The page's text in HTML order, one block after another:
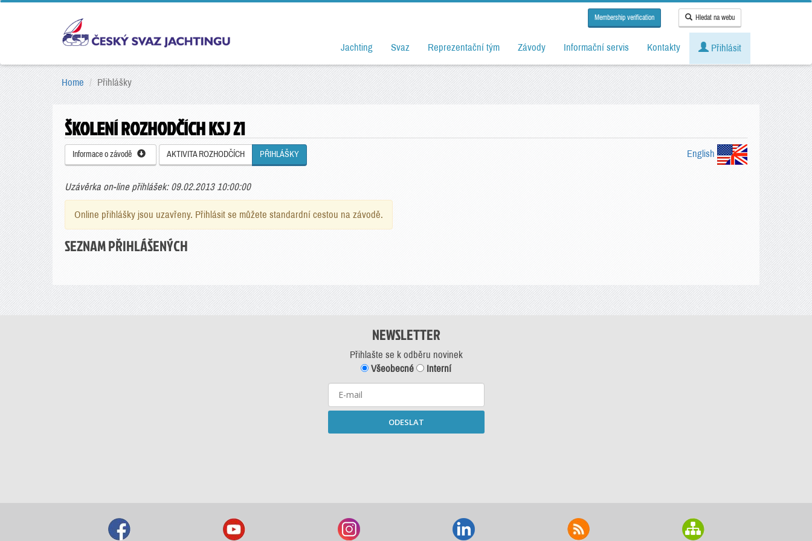
Membership verification Hledat na webu
Jachting Svaz Reprezentační tým Závody Informační servis Kontakty Přihlásit
Home Přihlášky
ŠKOLENÍ ROZHODČÍCH KSJ 21
Informace o závodě AKTIVITA ROZHODČÍCH PŘIHLÁŠKY English
Uzávěrka on-line přihlášek: 09.02.2013 10:00:00
Online přihlášky jsou uzavřeny. Přihlásit se můžete standardní cestou na závodě.
SEZNAM PŘIHLÁŠENÝCH
NEWSLETTER
Přihlašte se k odběru novinek
Všeobecné
Interní
ODESLAT